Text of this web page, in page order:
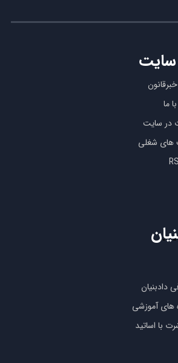
ما
در سایت
شغلی
سایت
دادبنیان
های آموزشی
با اساتید